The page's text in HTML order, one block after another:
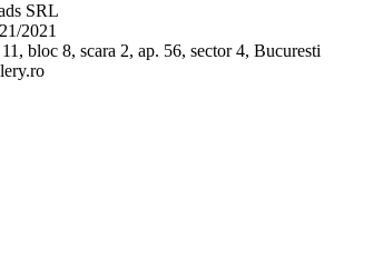
SRL
2021
bloc 8, scara 2, ap. 56, sector 4, Bucuresti